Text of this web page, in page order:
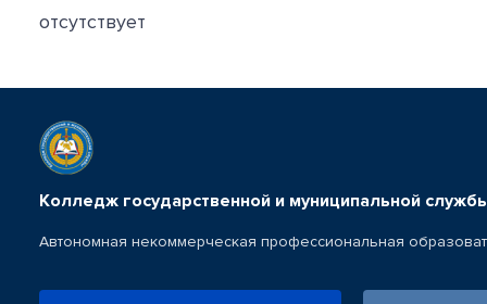
отсутствует
Колледж государственной и муниципальной
Автономная некоммерческая профессиональная